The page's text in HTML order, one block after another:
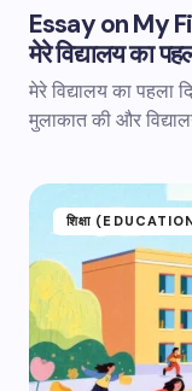
Essay on My
मेरे विद्यालय का
मेरे विद्यालय का पहला
मुलाकात की और
शिक्षा